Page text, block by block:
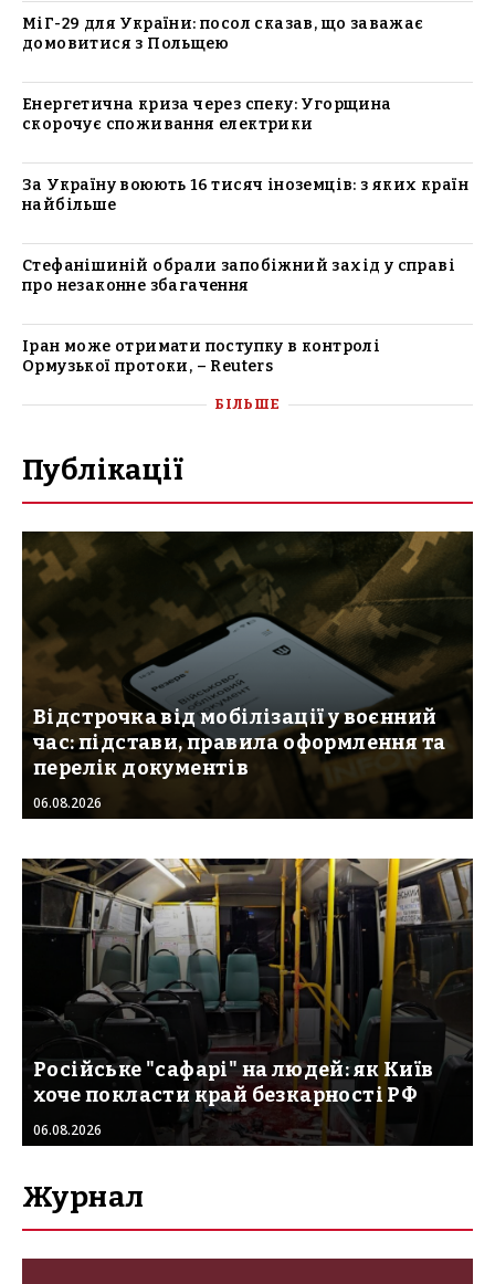
МіГ-29 для України: посол сказав, що заважає
домовитися з Польщею
Енергетична криза через спеку: Угорщина
скорочує споживання електрики
За Україну воюють 16 тисяч іноземців: з яких країн
найбільше
Стефанішиній обрали запобіжний захід у справі
про незаконне збагачення
Іран може отримати поступку в контролі
Ормузької протоки, – Reuters
БІЛЬШЕ
Публікації
Відстрочка від мобілізації у воєнний
час: підстави, правила оформлення та
перелік документів
06.08.2026
Російське "сафарі" на людей: як Київ
хоче покласти край безкарності РФ
06.08.2026
Журнал